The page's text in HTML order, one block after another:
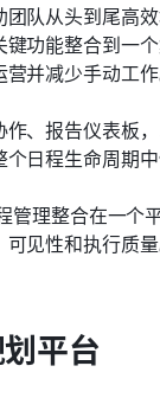
队从头到尾高
功能整合到一
并减少手动工作
作、报告仪表板
日程生命周期
理整合在一个
见性和执行质量
平台